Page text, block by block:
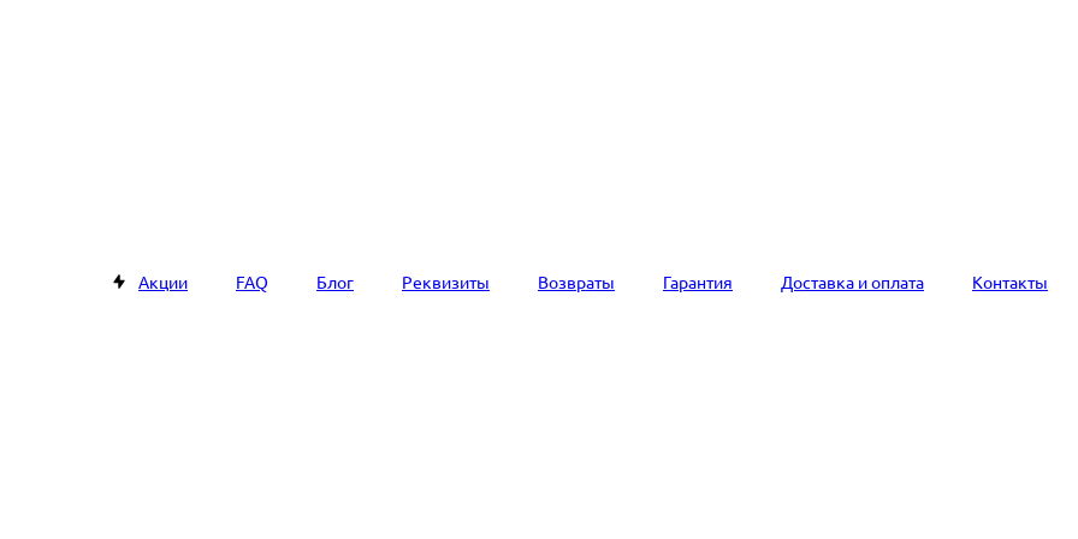
Акции FAQ Блог Реквизиты Возвраты Гарантия Доставка и оплата Контакты